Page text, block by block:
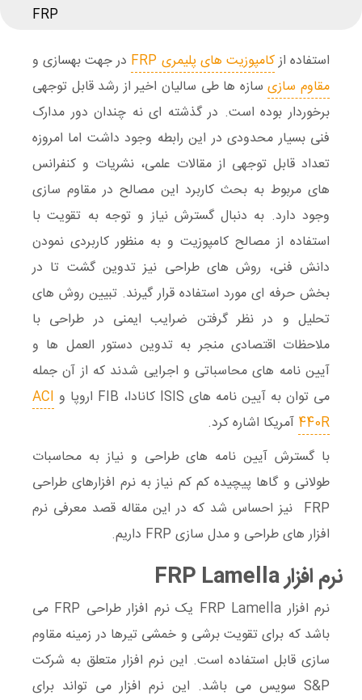
FRP
استفاده ازکامپوزیت های پلیمری FRP
در جهت بهسازی و
مقاوم سازیسازه ها طی سالیان اخیر از رشد قابل توجهی
برخوردار بوده است. در گذشته ای نه چندان دور مدارک
فنی بسیار محدودی در این رابطه وجود داشت اما امروزه
تعداد قابل توجهی از مقالات علمی، نشریات و کنفرانس
های مربوط به بحث کاربرد این مصالح در مقاوم سازی
وجود دارد. به دنبال گسترش نیاز و توجه به تقویت با
استفاده از مصالح کامپوزیت و به منظور کاربردی نمودن
دانش فنی، روش های طراحی نیز تدوین گشت تا در
بخش حرفه ای مورد استفاده قرار گیرند. تبیین روش های
تحلیل و در نظر گرفتن ضرایب ایمنی در طراحی با
ملاحظات اقتصادی منجر به تدوین دستور العمل ها و
آیین نامه های محاسباتی و اجرایی شدند که از آن جمله
می توان به آیین نامه های ISIS کانادا، FIB اروپا و
ACI
440R آمریکا اشاره کرد.
با گسترش آیین نامه های طراحی و نیاز به محاسبات
طولانی و گاها پیچیده کم کم نیاز به نرم افزارهای طراحی
FRP نیز احساس شد که در این مقاله قصد معرفی نرم
افزار های طراحی و مدل سازی FRP داریم.
نرم افزار FRP Lamella
نرم افزار FRP Lamella یک نرم افزار طراحی FRP می
باشد که برای تقویت برشی و خمشی تیرها در زمینه مقاوم
سازی قابل استفاده است. این نرم افزار متعلق به شرکت
S&P سویس می باشد. این نرم افزار می تواند برای